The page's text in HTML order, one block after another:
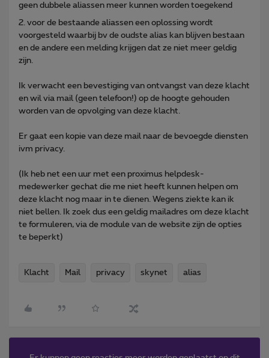
geen dubbele aliassen meer kunnen worden toegekend
2. voor de bestaande aliassen een oplossing wordt
voorgesteld waarbij bv de oudste alias kan blijven bestaan
en de andere een melding krijgen dat ze niet meer geldig
zijn.
Ik verwacht een bevestiging van ontvangst van deze klacht
en wil via mail (geen telefoon!) op de hoogte gehouden
worden van de opvolging van deze klacht.
Er gaat een kopie van deze mail naar de bevoegde diensten
ivm privacy.
(Ik heb net een uur met een proximus helpdesk-
medewerker gechat die me niet heeft kunnen helpen om
deze klacht nog maar in te dienen. Wegens ziekte kan ik
niet bellen. Ik zoek dus een geldig mailadres om deze klacht
te formuleren, via de module van de website zijn de opties
te beperkt)
Klacht Mail privacy skynet alias